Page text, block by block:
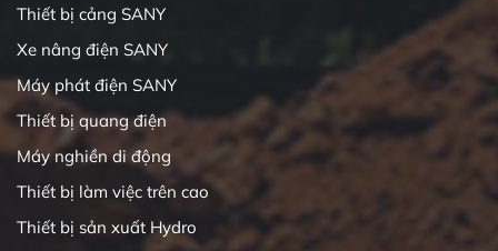
Thiết bị cảng SANY
Xe nâng điện SANY
Máy phát điện SANY
Thiết bị quang điện
Máy nghiền di động
Thiết bị làm việc trên cao
Thiết bị sản xuất Hydro